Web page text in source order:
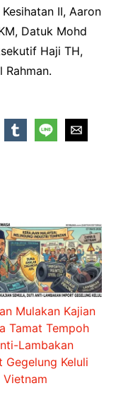
II, Aaron
Datuk Mohd
Haji TH,
Rahman.
Mulakan Kajian
Tamat Tempoh
Lambakan
Gegelung Keluli
Vietnam